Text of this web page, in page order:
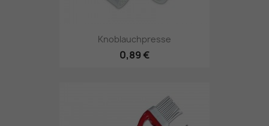
Knoblauchpresse
0,89 €